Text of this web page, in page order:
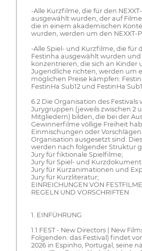
-Alle Kurzfilme, die für den
ausgewählt wurden, der auf
die in einem akademischen
wurden, werden um den NEXXT-
-Alle Spiel- und Kurzfilme, die für
Festinha ausgewählt wurden und
konzentrieren, die sich an Kinder
Jugendliche richten, werden um
möglichen Preise kämpfen:
FestinHa Sub12 und FestinHa
6.2 Die Organisation des Festivals
Jurygruppen (jeweils zwischen 2
Mitgliedern) bilden, die bei der
Gewinnerfilme völlige Freiheit
Einmischungen oder
Organisation ausgesetzt sind.
werden nach folgender Struktur
Jury für fiktionale Spielfilme;
Jury für Spiel- und
Jury für Kurzanimationen und
Jury für Kurzliteratur;
EINREICHUNGEN VON
REGELN UND VORSCHRIFTEN
1. EINFÜHRUNG
1.1 FEST - New Directors | New
Folgenden: das Festival) findet
2026 in Espinho, Portugal, seine